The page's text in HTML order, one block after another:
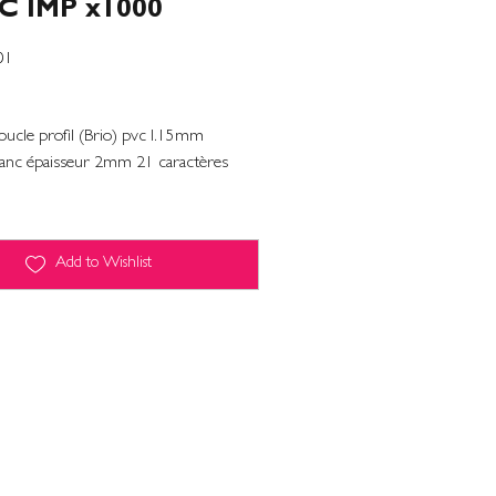
IMP x1000
profil (Brio) pvc l.15mm
épaisseur 2mm 21 caractères
Add to Wishlist